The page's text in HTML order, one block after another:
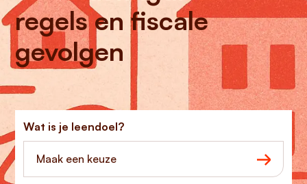
regels en fiscale
gevolgen
Wat is je leendoel?
Maak een keuze